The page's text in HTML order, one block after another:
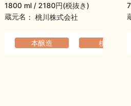
軽快でなめらか フルーティ
1800 ml
2180円(税抜き)
蔵元名
桃川株式会社
本醸造 桃川